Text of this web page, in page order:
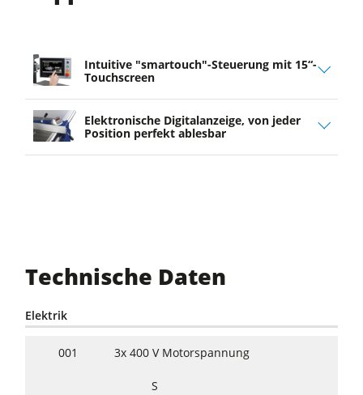
Intuitive "smartouch"-Steuerung mit 15“-
Touchscreen
Elektronische Digitalanzeige, von jeder
Position perfekt ablesbar
Technische Daten
Elektrik
001 3x 400 V Motorspannung
S